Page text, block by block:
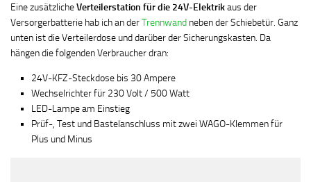
Eine zusätzlicheVerteilerstation für die 24V-Elektrikaus der
Versorgerbatterie hab ich an derTrennwand neben der Schiebetür. Ganz
unten ist die Verteilerdose und darüber der Sicherungskasten. Da
hängen die folgenden Verbraucher dran:
24V-KFZ-Steckdose bis 30 Ampere
Wechselrichter für 230 Volt / 500 Watt
LED-Lampe am Einstieg
Prüf-, Test und Bastelanschluss mit zwei WAGO-Klemmen für
Plus und Minus